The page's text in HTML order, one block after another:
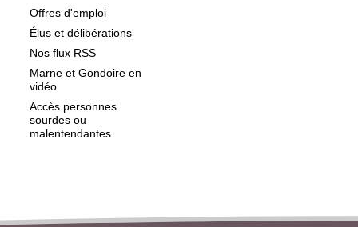
Offres d'emploi
Élus et délibérations
Nos flux RSS
Marne et Gondoire en
vidéo
Accès personnes
sourdes ou
malentendantes